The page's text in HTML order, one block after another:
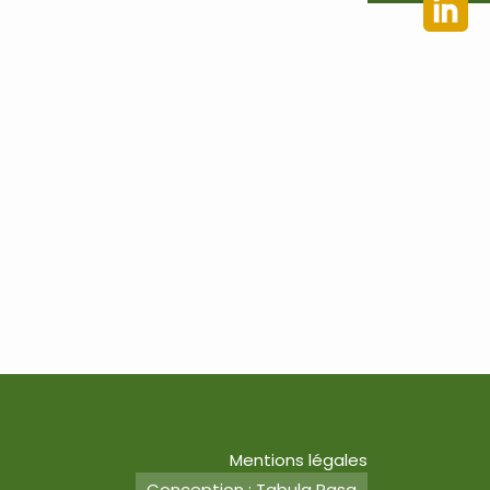
Mentions légales